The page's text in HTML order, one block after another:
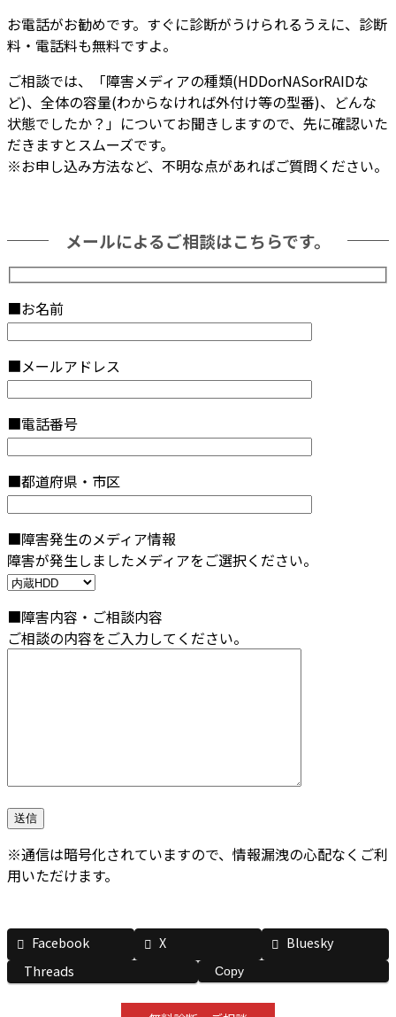
お電話がお勧めです。 すぐに診断がうけられるうえに、診断
料・電話料も無料ですよ。
ご相談では、「障害メディアの種類(HDDorNASorRAIDな
ど)、全体の容量(わからなければ外付け等の型番)、どんな
状態でしたか？」についてお聞きしますので、先に確認いた
だきますとスムーズです。
※お申し込み方法など、不明な点があればご質問ください。
メールによるご相談はこちらです。
■お名前
■メールアドレス
■電話番号
■都道府県・市区
■障害発生のメディア情報
障害が発生しましたメディアをご選択ください。
■障害内容・ご相談内容
ご相談の内容をご入力してください。
※通信は暗号化されていますので、情報漏洩の心配なくご利
用いただけます。
Facebook X
Bluesky
Threads
Copy